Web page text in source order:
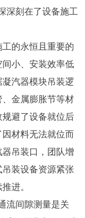
深刻在了设备施工
的永恒且重要的
小、安装效率低
汽器模块吊装逻
金属膨胀节等材
避了设备就位后
材料无法就位而
吊装口，团队增
装设备资源紧张
进。
间隙测量是关